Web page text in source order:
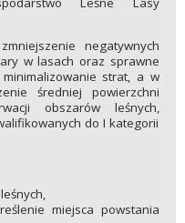
negatywnych
w lasach oraz sprawne
strat, a w
średniej powierzchni
obszarów leśnych,
do I kategorii
miejsca powstania